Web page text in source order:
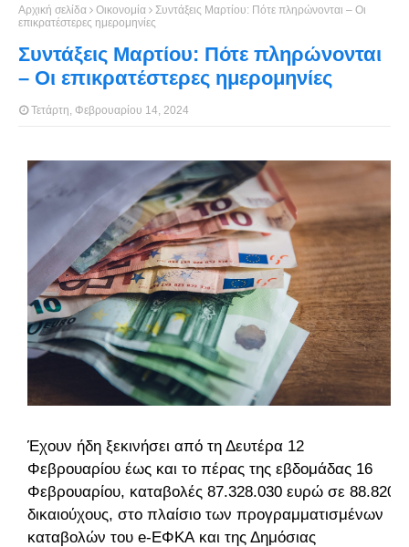
Αρχική σελίδα Οικονομία
Συντάξεις Μαρτίου: Πότε πληρώνονται – Οι
επικρατέστερες ημερομηνίες
Συντάξεις Μαρτίου: Πότε πληρώνονται
– Οι επικρατέστερες ημερομηνίες
Τετάρτη, Φεβρουαρίου 14, 2024
Έχουν ήδη ξεκινήσει από τη Δευτέρα 12
Φεβρουαρίου έως και το πέρας της εβδομάδας 16
Φεβρουαρίου, καταβολές 87.328.030 ευρώ σε 88.820
δικαιούχους, στο πλαίσιο των προγραμματισμένων
καταβολών του e-ΕΦΚΑ και της Δημόσιας